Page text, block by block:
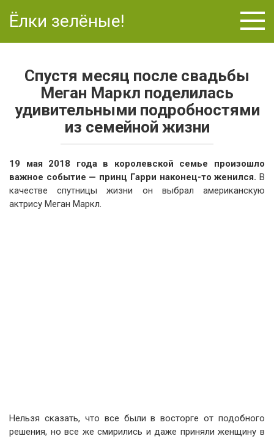
Ёлки зелёные!
Спустя месяц после свадьбы
Меган Маркл поделилась
удивительными подробностями
из семейной жизни
19 мая 2018 года в королевской семье произошло
важное событие — принц Гарри наконец-то женился. В
качестве спутницы жизни он выбрал американскую
актрису Меган Маркл.
Нельзя сказать, что все были в восторге от подобного
решения, но все же смирились и даже приняли женщину в